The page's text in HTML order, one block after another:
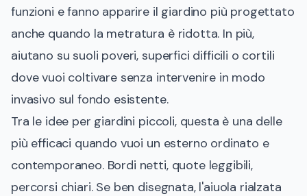
funzioni e fanno apparire il giardino più progettato
anche quando la metratura è ridotta. In più,
aiutano su suoli poveri, superfici difficili o cortili
dove vuoi coltivare senza intervenire in modo
invasivo sul fondo esistente.
Tra le idee per giardini piccoli, questa è una delle
più efficaci quando vuoi un esterno ordinato e
contemporaneo. Bordi netti, quote leggibili,
percorsi chiari. Se ben disegnata, l'aiuola rialzata